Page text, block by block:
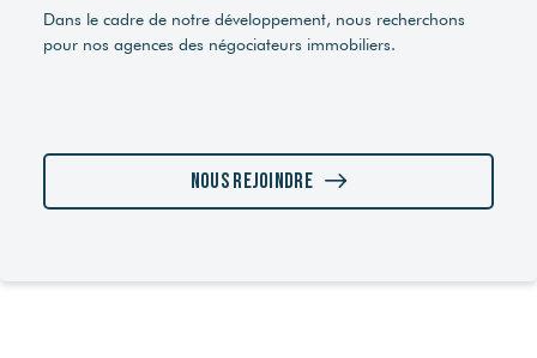
Dans le cadre de notre développement, nous recherchons
pour nos agences des négociateurs immobiliers.
Nous rejoindre